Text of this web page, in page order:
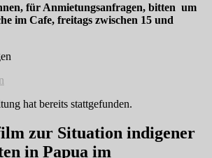
für Anmietungsanfragen, bitten um
im Cafe, freitags zwischen 15 und
hat bereits stattgefunden.
zur Situation indigener
in Papua im